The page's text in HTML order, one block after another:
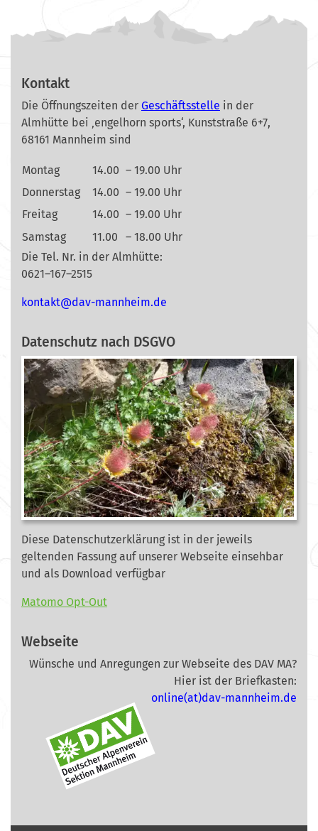
Kontakt
Die Öffnungszeiten der Geschäftsstelle in der
Almhütte bei ‚engelhorn sports‘, Kunststraße 6+7,
68161 Mannheim sind
Montag 14.00 – 19.00 Uhr
Donnerstag
14.00 – 19.00 Uhr
Freitag
14.00 – 19.00 Uhr
Samstag
11.00
– 18.00 Uhr
Die Tel. Nr. in der Almhütte:
0621–167–2515
ed.mi
ehnna
m-vad
@tkat
nok
Datenschutz nach DSGVO
Diese Datenschutzerklärung ist in der jeweils
geltenden Fassung auf unserer Webseite einsehbar
und als Download verfügbar
Matomo Opt-Out
Webseite
Wünsche und Anregungen zur Webseite des DAV MA?
Hier ist der Briefkasten:
online(at)dav-mannheim.de